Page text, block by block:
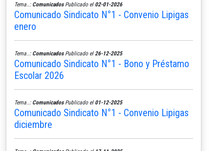
Tema..: ComunicadosPublicado el 02-01-2026
Comunicado Sindicato N°1 - Convenio Lipigas
enero
Tema..: ComunicadosPublicado el 26-12-2025
Comunicado Sindicato N°1 - Bono y Préstamo
Escolar 2026
Tema..: ComunicadosPublicado el 01-12-2025
Comunicado Sindicato N°1 - Convenio Lipigas
diciembre